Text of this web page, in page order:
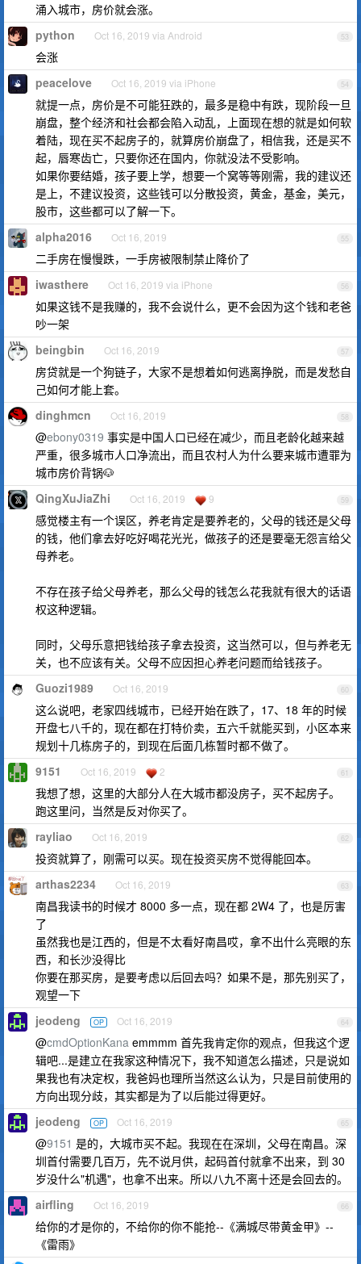
涌入城市，房价就会涨。
53
python Oct 16, 2019 via Android
会涨
54
peacelove Oct 16, 2019 via iPhone
就提一点，房价是不可能狂跌的，最多是稳中有跌，现阶段一旦
崩盘，整个经济和社会都会陷入动乱，上面现在想的就是如何软
着陆，现在买不起房子的，就算房价崩盘了，相信我，还是买不
起，唇寒齿亡，只要你还在国内，你就没法不受影响。
如果你要结婚，孩子要上学，想要一个窝等等刚需，我的建议还
是上，不建议投资，这些钱可以分散投资，黄金，基金，美元，
股市，这些都可以了解一下。
55
alpha2016 Oct 16, 2019
二手房在慢慢跌，一手房被限制禁止降价了
56
iwasthere Oct 16, 2019 via iPhone
如果这钱不是我赚的，我不会说什么，更不会因为这个钱和老爸
吵一架
57
beingbin Oct 16, 2019
房贷就是一个狗链子，大家不是想着如何逃离挣脱，而是发愁自
己如何才能上套。
58
dinghmcn Oct 16, 2019
@ebony0319 事实是中国人口已经在减少，而且老龄化越来越
严重，很多城市人口净流出，而且农村人为什么要来城市遭罪为
城市房价背锅🐶
59
QingXuJiaZhi Oct 16, 2019 9
感觉楼主有一个误区，养老肯定是要养老的，父母的钱还是父母
的钱，他们拿去好吃好喝花光光，做孩子的还是要毫无怨言给父
母养老。
不存在孩子给父母养老，那么父母的钱怎么花我就有很大的话语
权这种逻辑。
同时，父母乐意把钱给孩子拿去投资，这当然可以，但与养老无
关，也不应该有关。父母不应因担心养老问题而给钱孩子。
60
Guozi1989 Oct 16, 2019
这么说吧，老家四线城市，已经开始在跌了，17、18 年的时候
开盘七八千的，现在都在打特价卖，五六千就能买到，小区本来
规划十几栋房子的，到现在后面几栋暂时都不做了。
61
9151 Oct 16, 2019 2
我想了想，这里的大部分人在大城市都没房子，买不起房子。
跑这里问，当然是反对你买了。
62
rayliao Oct 16, 2019
投资就算了，刚需可以买。现在投资买房不觉得能回本。
63
arthas2234 Oct 16, 2019
南昌我读书的时候才 8000 多一点，现在都 2W4 了，也是厉害
了
虽然我也是江西的，但是不太看好南昌哎，拿不出什么亮眼的东
西，和长沙没得比
你要在那买房，是要考虑以后回去吗？如果不是，那先别买了，
观望一下
64
jeodeng OP Oct 16, 2019
@cmdOptionKana emmmm 首先我肯定你的观点，但我这个逻
辑吧...是建立在我家这种情况下，我不知道怎么描述，只是说如
果我也有决定权，我爸妈也理所当然这么认为，只是目前使用的
方向出现分歧，其实都是为了以后能过得更好。
65
jeodeng OP Oct 16, 2019
@9151 是的，大城市买不起。我现在在深圳，父母在南昌。深
圳首付需要几百万，先不说月供，起码首付就拿不出来，到 30
岁没什么"机遇"，也拿不出来。所以八九不离十还是会回去的。
66
airfling Oct 16, 2019
给你的才是你的，不给你的你不能抢--《满城尽带黄金甲》--
《雷雨》